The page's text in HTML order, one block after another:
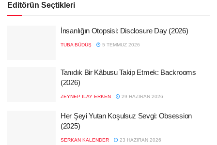
Editörün Seçtikleri
İnsanlığın Otopsisi: Disclosure Day (2026)
TUBA BÜDÜŞ 5 TEMMUZ 2026
Tanıdık Bir Kâbusu Takip Etmek: Backrooms
(2026)
ZEYNEP İLAY ERKEN 29 HAZIRAN 2026
Her Şeyi Yutan Koşulsuz Sevgi: Obsession
(2025)
SERKAN KALENDER 23 HAZIRAN 2026